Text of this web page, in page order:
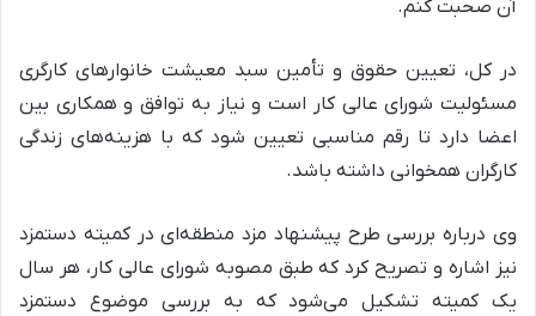
آن صحبت کنم.
در کل، تعیین حقوق و تأمین سبد معیشت خانوارهای کارگری
مسئولیت شورای عالی کار است و نیاز به توافق و همکاری بین
اعضا دارد تا رقم مناسبی تعیین شود که با هزینه‌های زندگی
کارگران همخوانی داشته باشد.
وی درباره بررسی طرح پیشنهاد مزد منطقه‌ای در کمیته دستمزد
نیز اشاره و تصریح کرد که طبق مصوبه شورای عالی کار، هر سال
یک کمیته تشکیل می‌شود که به بررسی موضوع دستمزد